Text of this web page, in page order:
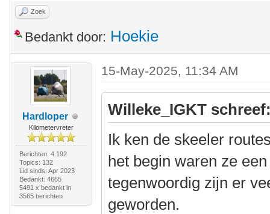
Zoek
Bedankt door: Hoekie
Hardloper
Kilometervreter
Berichten: 4.192
Topics: 132
Lid sinds: Apr 2023
Bedankt: 4665
5491 x bedankt in
3565 berichten
15-May-2025, 11:34 AM
Willeke_IGKT
Ik ken de skeeler
het begin waren ze
tegenwoordig zijn er
geworden.